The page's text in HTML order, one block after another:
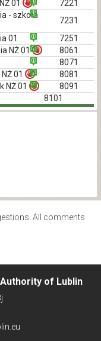
01
7221
- szkoła
7231
01
7251
NŻ 01
8061
8071
01
8081
NŻ 01
8091
8101
All comments
of Lublin